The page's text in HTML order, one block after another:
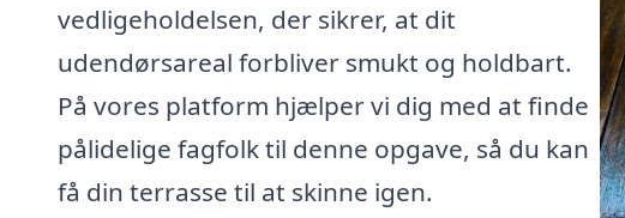
vedligeholdelsen, der sikrer, at dit
udendørsareal forbliver smukt og holdbart.
På vores platform hjælper vi dig med at finde
pålidelige fagfolk til denne opgave, så du kan
få din terrasse til at skinne igen.